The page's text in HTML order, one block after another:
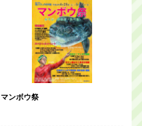
マンボウ祭